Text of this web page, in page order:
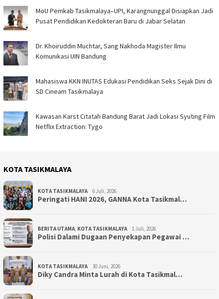
MoU Pemkab Tasikmalaya–UPI, Karangnunggal Disiapkan Jadi
Pusat Pendidikan Kedokteran Baru di Jabar Selatan
Dr. Khoiruddin Muchtar, Sang Nakhoda Magister Ilmu
Komunikasi UIN Bandung
Mahasiswa KKN INUTAS Edukasi Pendidikan Seks Sejak Dini di
SD Cineam Tasikmalaya
Kawasan Karst Citatah Bandung Barat Jadi Lokasi Syuting Film
Netflix Extraction: Tygo
KOTA TASIKMALAYA
KOTA TASIKMALAYA 6 Juli, 2026
Peringati HANI 2026, GANNA Kota Tasikmal…
BERITA UTAMA, KOTA TASIKMALAYA 1 Juli, 2026
Polisi Dalami Dugaan Penyekapan Pegawai …
KOTA TASIKMALAYA 30 Juni, 2026
Diky Candra Minta Lurah di Kota Tasikmal…